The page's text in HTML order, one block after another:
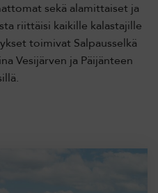
sekä alamittaiset ja
riittäisi kaikille kalastajille
toimivat Salpausselkä
Vesijärven ja Päijänteen